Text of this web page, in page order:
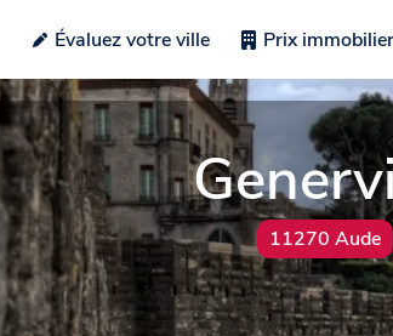
Évaluez votre ville Prix immobilier
11270 Aude